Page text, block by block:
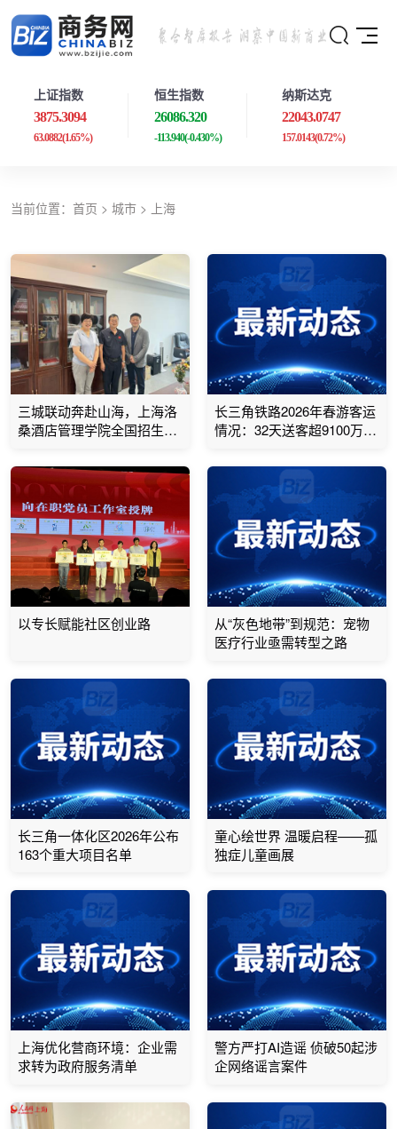
上证指数
3875.3094
63.0882(1.65%)
恒生指数
26086.320
-113.940(-0.430%)
纳斯达克
22043.0747
157.0143(0.72%)
当前位置： 首页 > 城市 > 上海
三城联动奔赴山海，上海洛
桑酒店管理学院全国招生宣
长三角铁路2026年春游客运
情况：32天送客超9100万人
以专长赋能社区创业路
从“灰色地带”到规范：宠物
医疗行业亟需转型之路
长三角一体化区2026年公布
163个重大项目名单
童心绘世界 温暖启程——孤
独症儿童画展
上海优化营商环境：企业需
求转为政府服务清单
警方严打AI造谣 侦破50起涉
企网络谣言案件